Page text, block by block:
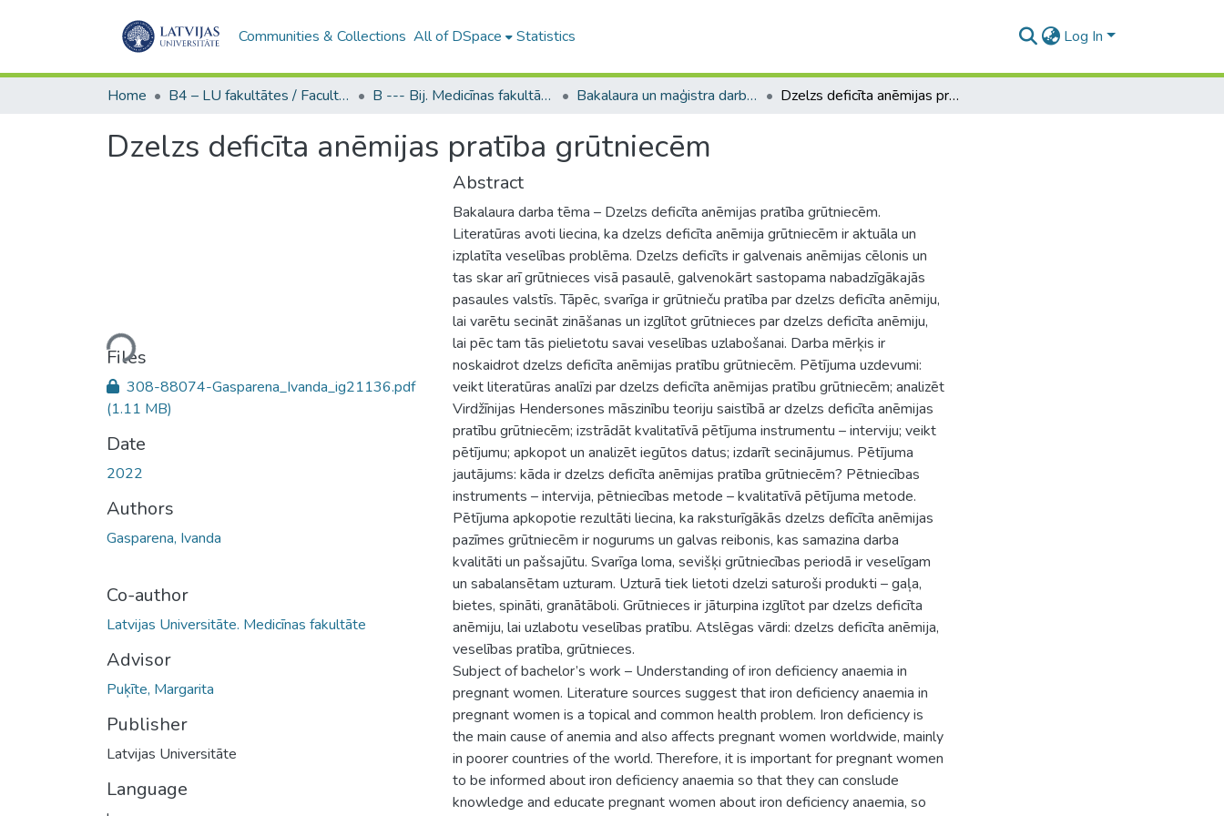
Communities & Collections All of DSpace Statistics Log In
Home B4 – LU fakultātes / Faculties of the UL B --- Bij. Medicīnas fakultātes studentu noslēguma darbi / Faculty of Medicine - Graduate works Bakalaura un maģistra darbi (MF) / Bachelor's and Master's theses Dzelzs deficīta anēmijas pratība grūtniecēm
Dzelzs deficīta anēmijas pratība grūtniecēm
Loading...
Files
308-88074-Gasparena_Ivanda_ig21136.pdf
(1.11 MB)
Date
2022
Authors
Gasparena, Ivanda
Co-author
Latvijas Universitāte. Medicīnas fakultāte
Advisor
Puķīte, Margarita
Publisher
Latvijas Universitāte
Language
Abstract
Bakalaura darba tēma – Dzelzs deficīta anēmijas pratība grūtniecēm.
Literatūras avoti liecina, ka dzelzs deficīta anēmija grūtniecēm ir aktuāla un
izplatīta veselības problēma. Dzelzs deficīts ir galvenais anēmijas cēlonis un
tas skar arī grūtnieces visā pasaulē, galvenokārt sastopama nabadzīgākajās
pasaules valstīs. Tāpēc, svarīga ir grūtnieču pratība par dzelzs deficīta anēmiju,
lai varētu secināt zināšanas un izglītot grūtnieces par dzelzs deficīta anēmiju,
lai pēc tam tās pielietotu savai veselības uzlabošanai. Darba mērķis ir
noskaidrot dzelzs deficīta anēmijas pratību grūtniecēm. Pētījuma uzdevumi:
veikt literatūras analīzi par dzelzs deficīta anēmijas pratību grūtniecēm; analizēt
Virdžīnijas Hendersones māszinību teoriju saistībā ar dzelzs deficīta anēmijas
pratību grūtniecēm; izstrādāt kvalitatīvā pētījuma instrumentu – interviju; veikt
pētījumu; apkopot un analizēt iegūtos datus; izdarīt secinājumus. Pētījuma
jautājums: kāda ir dzelzs deficīta anēmijas pratība grūtniecēm? Pētniecības
instruments – intervija, pētniecības metode – kvalitatīvā pētījuma metode.
Pētījuma apkopotie rezultāti liecina, ka raksturīgākās dzelzs defīcīta anēmijas
pazīmes grūtniecēm ir nogurums un galvas reibonis, kas samazina darba
kvalitāti un pašsajūtu. Svarīga loma, sevišķi grūtniecības periodā ir veselīgam
un sabalansētam uzturam. Uzturā tiek lietoti dzelzi saturoši produkti – gaļa,
bietes, spināti, granātāboli. Grūtnieces ir jāturpina izglītot par dzelzs deficīta
anēmiju, lai uzlabotu veselības pratību. Atslēgas vārdi: dzelzs deficīta anēmija,
veselības pratība, grūtnieces.
Subject of bachelor’s work – Understanding of iron deficiency anaemia in
pregnant women. Literature sources suggest that iron deficiency anaemia in
pregnant women is a topical and common health problem. Iron deficiency is
the main cause of anemia and also affects pregnant women worldwide, mainly
in poorer countries of the world. Therefore, it is important for pregnant women
to be informed about iron deficiency anaemia so that they can conslude
knowledge and educate pregnant women about iron deficiency anaemia, so